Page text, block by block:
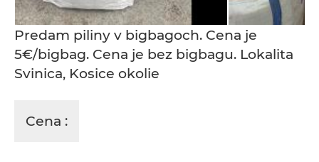
Predam piliny v bigbagoch. Cena je
5€/bigbag. Cena je bez bigbagu. Lokalita
Svinica, Kosice okolie
Cena :